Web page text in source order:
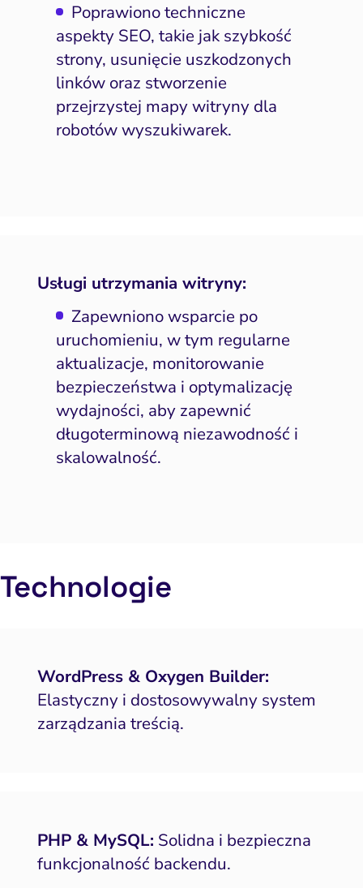
Ryzyko i zgodność
automation i CRM
wideo i wizualny
konwersji
Pozycjonowanie marki
Widoczność lokalna
w AI Search
Zarządzanie reputacją
Napraw
Poprawiono techniczne
aspekty SEO, takie jak szybkość
strony, usunięcie uszkodzonych
linków oraz stworzenie
przejrzystej mapy witryny dla
robotów wyszukiwarek.
Usługi utrzymania witryny:
Zapewniono wsparcie po
uruchomieniu, w tym regularne
aktualizacje, monitorowanie
bezpieczeństwa i optymalizację
wydajności, aby zapewnić
długoterminową niezawodność i
skalowalność.
Technologie
WordPress & Oxygen Builder:
Elastyczny i dostosowywalny system
zarządzania treścią.
PHP & MySQL: Solidna i bezpieczna
funkcjonalność backendu.